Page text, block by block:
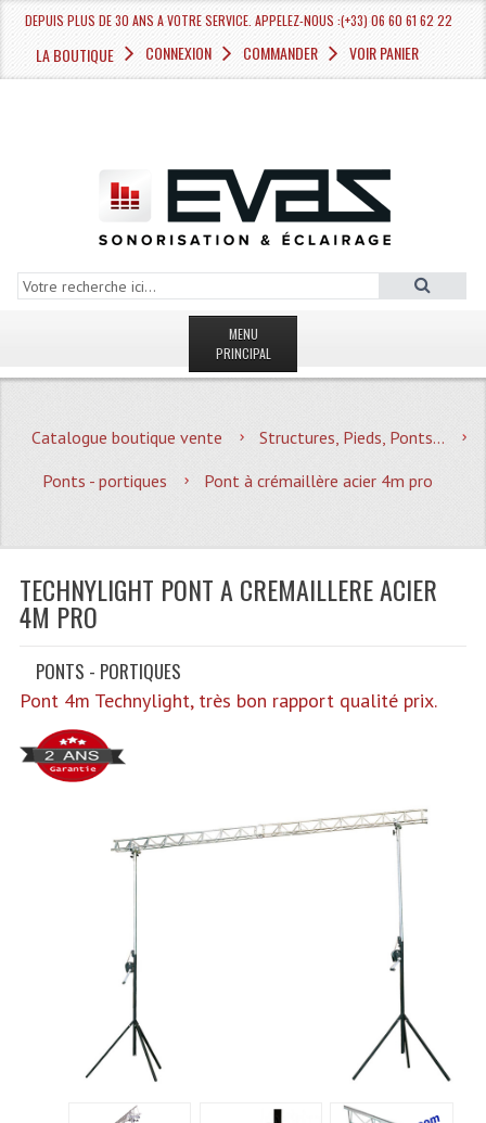
DEPUIS PLUS DE 30 ANS A VOTRE SERVICE. APPELEZ-NOUS :(+33) 06 60 61 62 22
LA BOUTIQUE CONNEXION COMMANDER VOIR PANIER
MENU
PRINCIPAL
MAGASIN
Quoi De Neuf?
Plan Acces, Horaires.
Le Matériel D´occasion
Recherche Avancée
CATÉGORIES
Accessoires Micro, Pieds De Régie
Diamants
Catalogue boutique vente
Structures, Pieds, Ponts...
Ponts - portiques
Pont à crémaillère acier 4m pro
TECHNYLIGHT PONT A CREMAILLERE ACIER
4M PRO
PONTS - PORTIQUES
Pont 4m Technylight, très bon rapport qualité prix.